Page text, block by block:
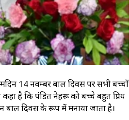
14 नवम्बर बाल दिवस पर सभी बच्चों
कहा है कि पंडित नेहरू को बच्चे बहुत प्रिय
बाल दिवस के रूप में मनाया जाता है।